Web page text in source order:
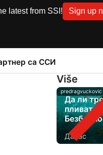
latest from SSI! Sign up
са ССИ
Više
predragvuckovic
Да ли
пливате
Данас